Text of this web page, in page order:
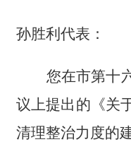
孙胜利代表：
您在市第十
议上提出的《关
清理整治力度的